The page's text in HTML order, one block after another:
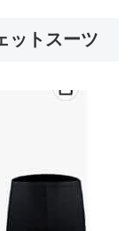
トスーツ